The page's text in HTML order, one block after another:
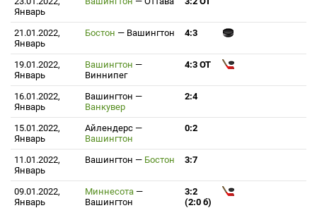
Январь
21.01.2022,
Январь
Бостон — Вашингтон 4:3
19.01.2022,
Январь
Вашингтон —
Виннипег
4:3 ОТ
16.01.2022,
Январь
Вашингтон —
Ванкувер
2:4
15.01.2022,
Январь
Айлендерс —
Вашингтон
0:2
11.01.2022,
Январь
Вашингтон — Бостон 3:7
09.01.2022,
Январь
Миннесота —
Вашингтон
3:2
(2:0 б)